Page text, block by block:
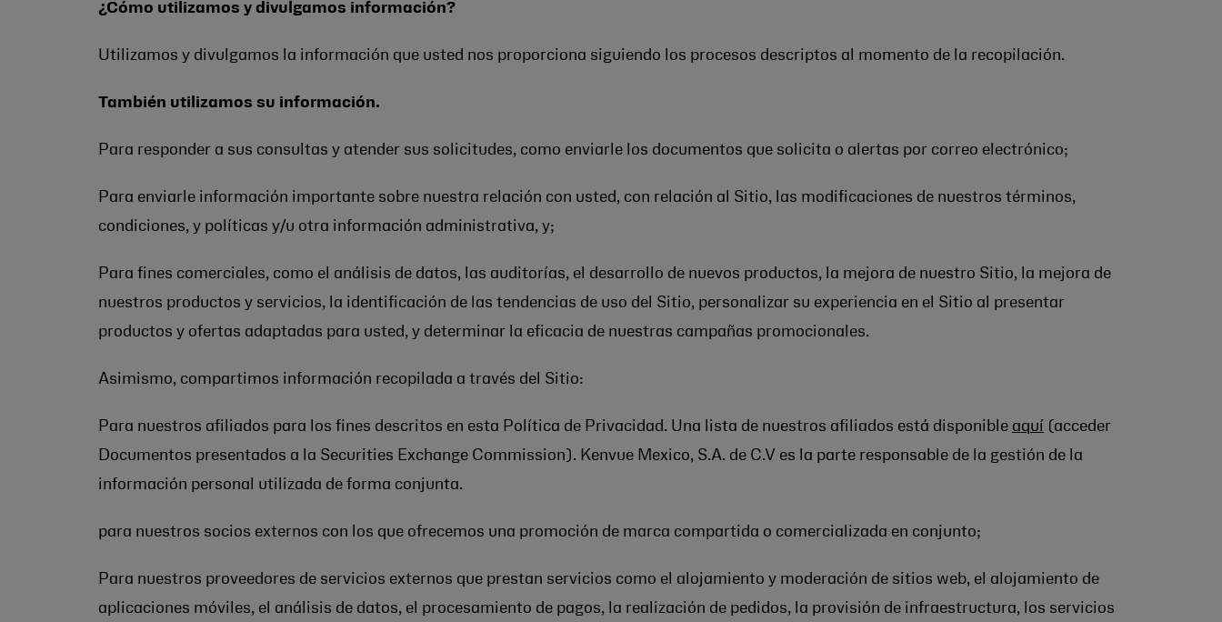
¿Cómo utilizamos y divulgamos información?
Utilizamos y divulgamos la información que usted nos proporciona siguiendo los procesos descriptos al momento de la recopilación.
También utilizamos su información.
Para responder a sus consultas y atender sus solicitudes, como enviarle los documentos que solicita o alertas por correo electrónico;
Para enviarle información importante sobre nuestra relación con usted, con relación al Sitio, las modificaciones de nuestros términos,
condiciones, y políticas y/u otra información administrativa, y;
Para fines comerciales, como el análisis de datos, las auditorías, el desarrollo de nuevos productos, la mejora de nuestro Sitio, la mejora de
nuestros productos y servicios, la identificación de las tendencias de uso del Sitio, personalizar su experiencia en el Sitio al presentar
productos y ofertas adaptadas para usted, y determinar la eficacia de nuestras campañas promocionales.
Asimismo, compartimos información recopilada a través del Sitio:
Para nuestros afiliados para los fines descritos en esta Política de Privacidad. Una lista de nuestros afiliados está disponible aquí (acceder
Documentos presentados a la Securities Exchange Commission). Kenvue Mexico, S.A. de C.V es la parte responsable de la gestión de la
información personal utilizada de forma conjunta.
para nuestros socios externos con los que ofrecemos una promoción de marca compartida o comercializada en conjunto;
Para nuestros proveedores de servicios externos que prestan servicios como el alojamiento y moderación de sitios web, el alojamiento de
aplicaciones móviles, el análisis de datos, el procesamiento de pagos, la realización de pedidos, la provisión de infraestructura, los servicios